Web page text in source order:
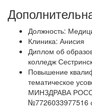
Должность:
Клиника: Анисия
Диплом об
колледж
Повышение
тематическое
МИНЗДРАВА
№7726033977516